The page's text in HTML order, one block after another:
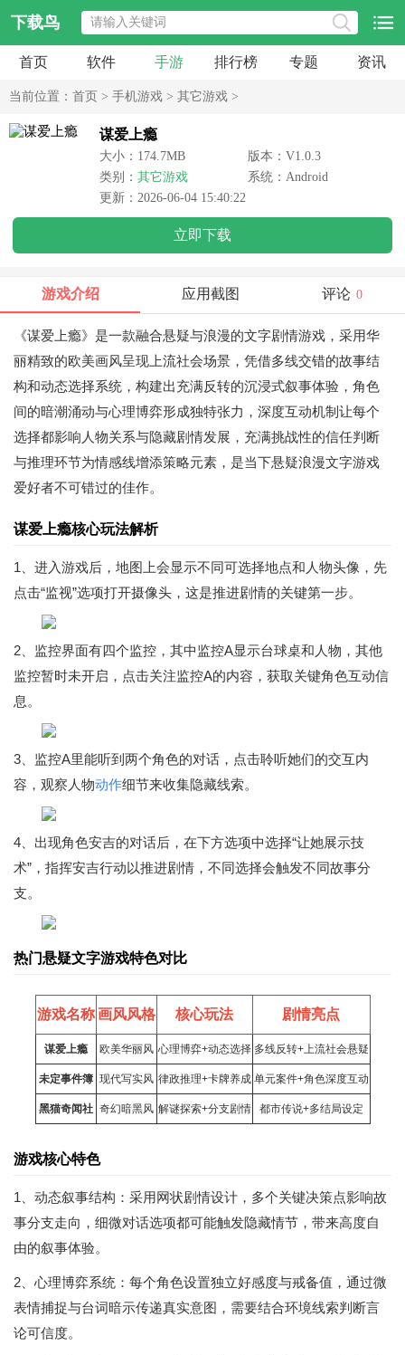
下载鸟
首页 软件 手游 排行榜 专题 资讯
当前位置： 首页 > 手机游戏 > 其它游戏 >
谋爱上瘾
大小：174.7MB
版本：V1.0.3
类别： 其它游戏
系统：Android
更新：2026-06-04 15:40:22
立即下载
游戏介绍 应用截图 评论 0
《谋爱上瘾》是一款融合悬疑与浪漫的文字剧情游戏，采用华
丽精致的欧美画风呈现上流社会场景，凭借多线交错的故事结
构和动态选择系统，构建出充满反转的沉浸式叙事体验，角色
间的暗潮涌动与心理博弈形成独特张力，深度互动机制让每个
选择都影响人物关系与隐藏剧情发展，充满挑战性的信任判断
与推理环节为情感线增添策略元素，是当下悬疑浪漫文字游戏
爱好者不可错过的佳作。
谋爱上瘾核心玩法解析
1、进入游戏后，地图上会显示不同可选择地点和人物头像，先
点击“监视”选项打开摄像头，这是推进剧情的关键第一步。
2、监控界面有四个监控，其中监控A显示台球桌和人物，其他
监控暂时未开启，点击关注监控A的内容，获取关键角色互动信
息。
3、监控A里能听到两个角色的对话，点击聆听她们的交互内
容，观察人物动作细节来收集隐藏线索。
4、出现角色安吉的对话后，在下方选项中选择“让她展示技
术”，指挥安吉行动以推进剧情，不同选择会触发不同故事分
支。
热门悬疑文字游戏特色对比
游戏名称 画风风格 核心玩法 剧情亮点
谋爱上瘾 欧美华丽风 心理博弈+动态选择 多线反转+上流社会悬疑
未定事件簿 现代写实风 律政推理+卡牌养成 单元案件+角色深度互动
黑猫奇闻社 奇幻暗黑风 解谜探索+分支剧情 都市传说+多结局设定
游戏核心特色
1、动态叙事结构：采用网状剧情设计，多个关键决策点影响故
事分支走向，细微对话选项都可能触发隐藏情节，带来高度自
由的叙事体验。
2、心理博弈系统：每个角色设置独立好感度与戒备值，通过微
表情捕捉与台词暗示传递真实意图，需要结合环境线索判断言
论可信度。